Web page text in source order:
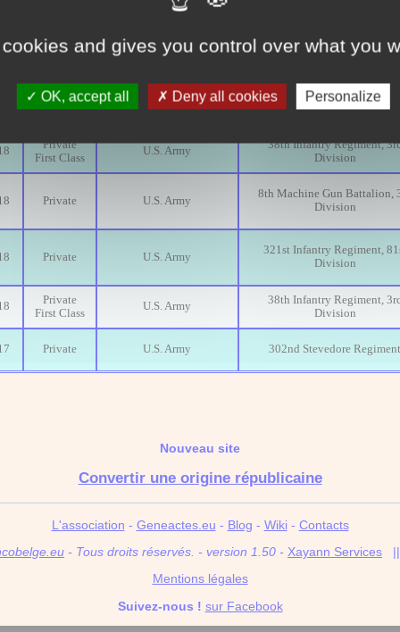
Unité
U.S. Army
56th Infantry Regiment,
Private U.S. Army 309th Quartermaster Labor
Private
First Class
U.S. Army
38th Infantry Regiment,
Division
Private U.S. Army
8th Machine Gun Battalion,
Division
Private U.S. Army
321st Infantry Regiment,
Division
Private
First Class
U.S. Army
38th Infantry Regiment, 3rd
Division
Private U.S. Army 302nd Stevedore Regiment
Nouveau site
Convertir une origine républicaine
L'association - Geneactes.eu - Blog - Wiki - Contacts
- Tous droits réservés. - version 1.50 - Xayann Services ||
Mentions légales
Suivez-nous ! sur Facebook
and gives you control over what you
OK, accept all Deny all cookies Personalize